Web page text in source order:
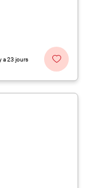
a 23 jours